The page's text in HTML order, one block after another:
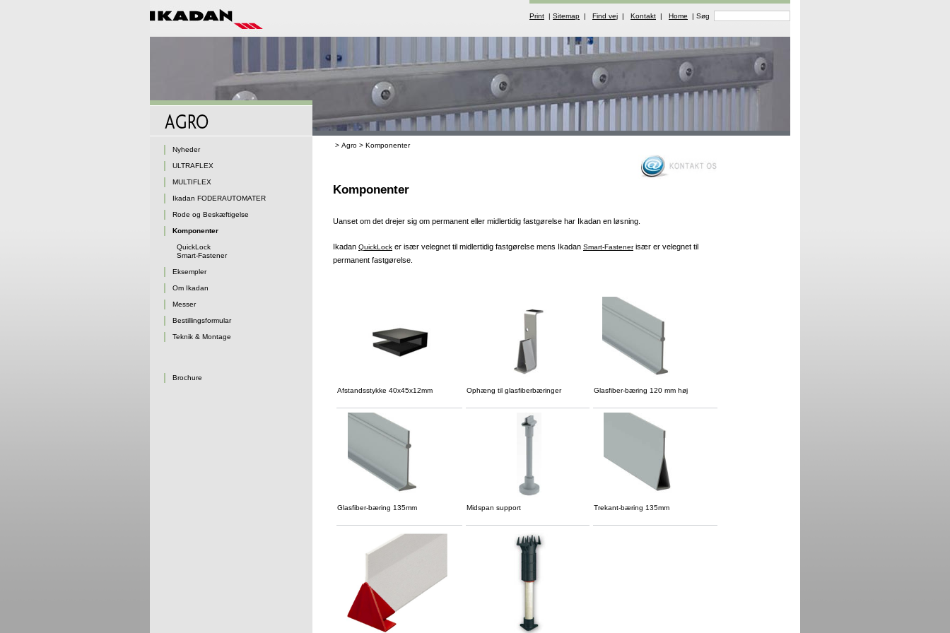
Print | Sitemap | Find vej | Kontakt | Home | Søg
Nyheder
ULTRAFLEX
MULTIFLEX
Ikadan FODERAUTOMATER
Rode og Beskæftigelse
Komponenter
QuickLock
Smart-Fastener
Eksempler
Om Ikadan
Messer
Bestillingsformular
Teknik & Montage
Brochure
> Agro > Komponenter
Komponenter
Uanset om det drejer sig om permanent eller midlertidig fastgørelse har Ikadan en løsning.
Ikadan QuickLock er især velegnet til midlertidig fastgørelse mens Ikadan Smart-Fastenerisær er velegnet til
permanent fastgørelse.
Afstandsstykke 40x45x12mm Ophæng til glasfiberbæringer Glasfiber-bæring 120 mm høj
Glasfiber-bæring 135mm Midspan support Trekant-bæring 135mm